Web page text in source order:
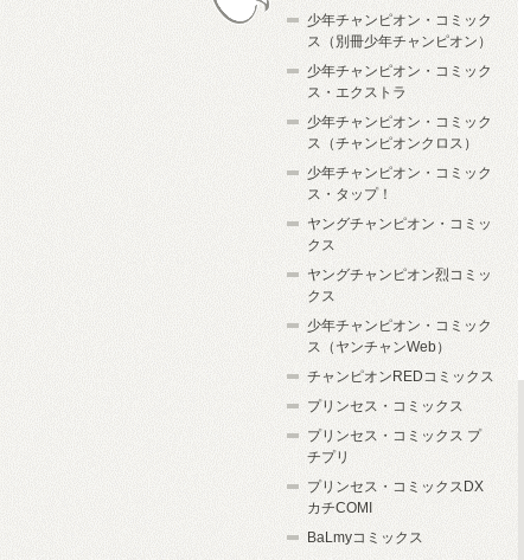
少年チャンピオン・コミック
ス（別冊少年チャンピオン）
少年チャンピオン・コミック
ス・エクストラ
少年チャンピオン・コミック
ス（チャンピオンクロス）
少年チャンピオン・コミック
ス・タップ！
ヤングチャンピオン・コミッ
クス
ヤングチャンピオン烈コミッ
クス
少年チャンピオン・コミック
ス（ヤンチャンWeb）
チャンピオンREDコミックス
プリンセス・コミックス
プリンセス・コミックス プ
チプリ
プリンセス・コミックスDX
カチCOMI
BaLmyコミックス